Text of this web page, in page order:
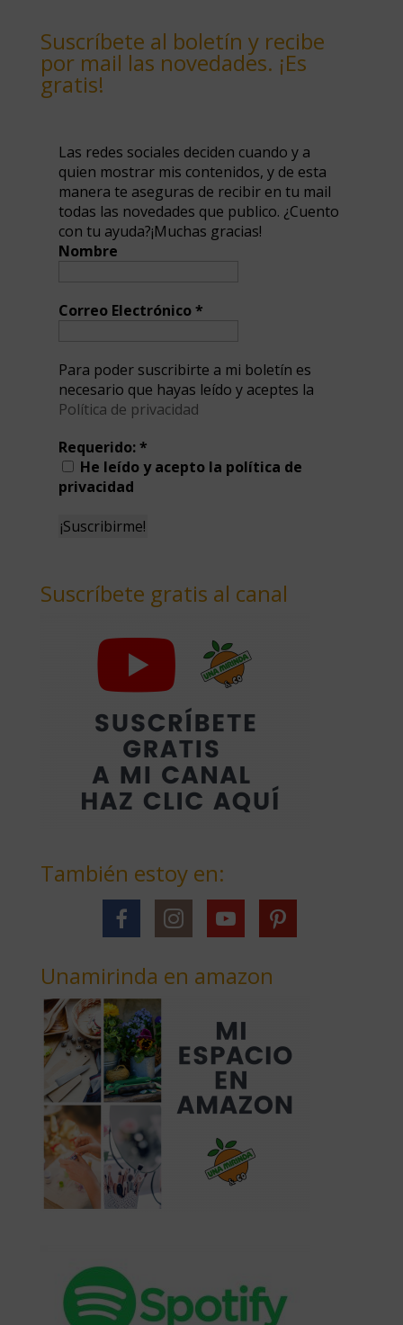
Suscríbete al boletín y recibe
por mail las novedades. ¡Es
gratis!
Las redes sociales deciden cuando y a
quien mostrar mis contenidos, y de esta
manera te aseguras de recibir en tu mail
todas las novedades que publico. ¿Cuento
con tu ayuda?¡Muchas gracias!
Nombre
Correo Electrónico*
Para poder suscribirte a mi boletín es
necesario que hayas leído y aceptes la
Política de privacidad
Requerido:*
He leído y acepto la política de
privacidad
Suscríbete gratis al canal
También estoy en:
Unamirinda en amazon